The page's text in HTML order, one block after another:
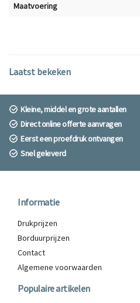
Maatvoering
Laatst bekeken
Kleine, middel en grote aantallen
Direct online offerte aanvragen
Eerst een proefdruk ontvangen
Snel geleverd
Informatie
Drukprijzen
Borduurprijzen
Contact
Algemene voorwaarden
Populaire artikelen